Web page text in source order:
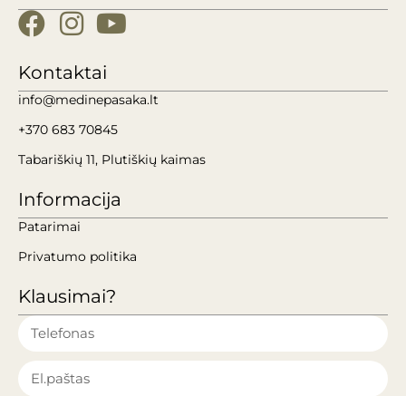
Kontaktai
info@medinepasaka.lt
+370 683 70845
Tabariškių 11, Plutiškių kaimas
Informacija
Patarimai
Privatumo politika
Klausimai?